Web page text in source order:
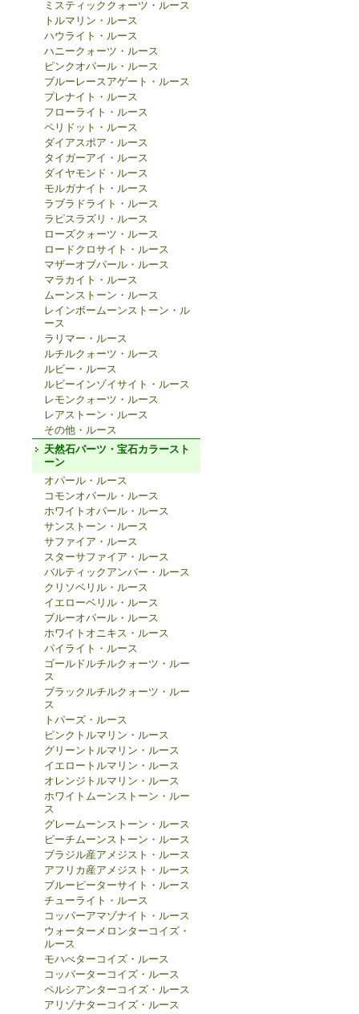
ミスティッククォーツ・ルース
トルマリン・ルース
ハウライト・ルース
ハニークォーツ・ルース
ピンクオパール・ルース
ブルーレースアゲート・ルース
プレナイト・ルース
フローライト・ルース
ペリドット・ルース
ダイアスポア・ルース
タイガーアイ・ルース
ダイヤモンド・ルース
モルガナイト・ルース
ラブラドライト・ルース
ラピスラズリ・ルース
ローズクォーツ・ルース
ロードクロサイト・ルース
マザーオブパール・ルース
マラカイト・ルース
ムーンストーン・ルース
レインボームーンストーン・ル
ース
ラリマー・ルース
ルチルクォーツ・ルース
ルビー・ルース
ルビーインゾイサイト・ルース
レモンクォーツ・ルース
レアストーン・ルース
その他・ルース
天然石パーツ・宝石カラースト
ーン
オパール・ルース
コモンオパール・ルース
ホワイトオパール・ルース
サンストーン・ルース
サファイア・ルース
スターサファイア・ルース
バルティックアンバー・ルース
クリソベリル・ルース
イエローベリル・ルース
ブルーオパール・ルース
ホワイトオニキス・ルース
パイライト・ルース
ゴールドルチルクォーツ・ルー
ス
ブラックルチルクォーツ・ルー
ス
トパーズ・ルース
ピンクトルマリン・ルース
グリーントルマリン・ルース
イエロートルマリン・ルース
オレンジトルマリン・ルース
ホワイトムーンストーン・ルー
ス
グレームーンストーン・ルース
ピーチムーンストーン・ルース
ブラジル産アメジスト・ルース
アフリカ産アメジスト・ルース
ブルーピーターサイト・ルース
チューライト・ルース
コッパーアマゾナイト・ルース
ウォーターメロンターコイズ・
ルース
モハべターコイズ・ルース
コッパーターコイズ・ルース
ペルシアンターコイズ・ルース
アリゾナターコイズ・ルース